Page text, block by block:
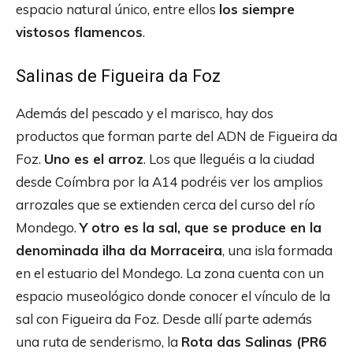
espacio natural único, entre ellos los siempre
vistosos flamencos.
Salinas de Figueira da Foz
Además del pescado y el marisco, hay dos
productos que forman parte del ADN de Figueira da
Foz. Uno es el arroz. Los que lleguéis a la ciudad
desde Coímbra por la A14 podréis ver los amplios
arrozales que se extienden cerca del curso del río
Mondego.Y otro es la sal, que se produce en la
denominada ilha da Morraceira, una isla formada
en el estuario del Mondego. La zona cuenta con un
espacio museológico donde conocer el vínculo de la
sal con Figueira da Foz. Desde allí parte además
una ruta de senderismo, la Rota das Salinas (PR6